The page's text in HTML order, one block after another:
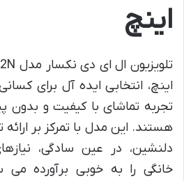
اینچ
اینچ، انتخابی ایده آل برای
تجربه تماشای با کیفیت و بدون
هستند. این مدل با تمرکز بر
دلنشین، در عین سادگی،
خانگی را به خوبی برآورده می